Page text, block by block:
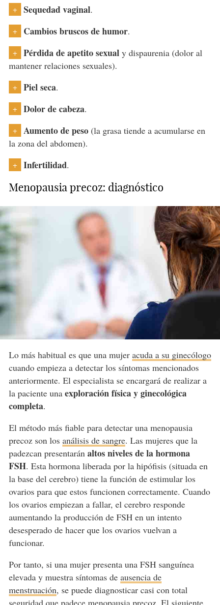
+ Sequedad vaginal.
+ Cambios bruscos de humor.
+ Pérdida de apetito sexualy dispaurenia (dolor al
mantener relaciones sexuales).
+ Piel seca.
+ Dolor de cabeza.
+ Aumento de peso(la grasa tiende a acumularse en
la zona del abdomen).
+ Infertilidad.
Menopausia precoz: diagnóstico
Lo más habitual es que una mujer acuda a su ginecólogo
cuando empieza a detectar los síntomas mencionados
anteriormente. El especialista se encargará de realizar a
la paciente una exploración física y ginecológica
completa.
El método más fiable para detectar una menopausia
precoz son los análisis de sangre. Las mujeres que la
padezcan presentarán altos niveles de la hormona
FSH. Esta hormona liberada por la hipófisis (situada en
la base del cerebro) tiene la función de estimular los
ovarios para que estos funcionen correctamente. Cuando
los ovarios empiezan a fallar, el cerebro responde
aumentando la producción de FSH en un intento
desesperado de hacer que los ovarios vuelvan a
funcionar.
Por tanto, si una mujer presenta una FSH sanguínea
elevada y muestra síntomas de ausencia de
menstruación, se puede diagnosticar casi con total
seguridad que padece menopausia precoz. El siguiente